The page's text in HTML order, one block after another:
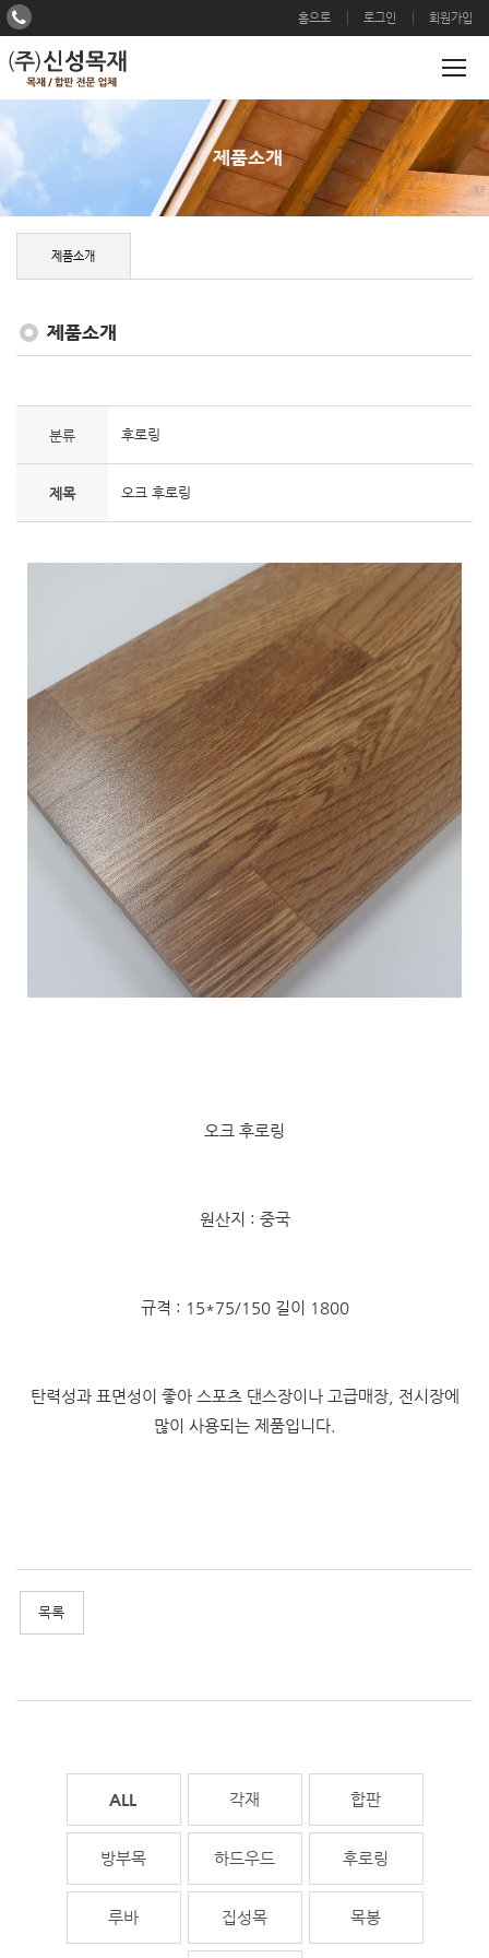
홈으로 로그인 회원가입
제품소개
제품소개
제품소개
분류 후로링
제목 오크 후로링
오크 후로링
원산지 : 중국
규격 : 15*75/150 길이 1800
탄력성과 표면성이 좋아 스포츠 댄스장이나 고급매장, 전시장에
많이 사용되는 제품입니다.
전체 각재 합판
방부목 하드우드 후로링
루바 집성목 목봉